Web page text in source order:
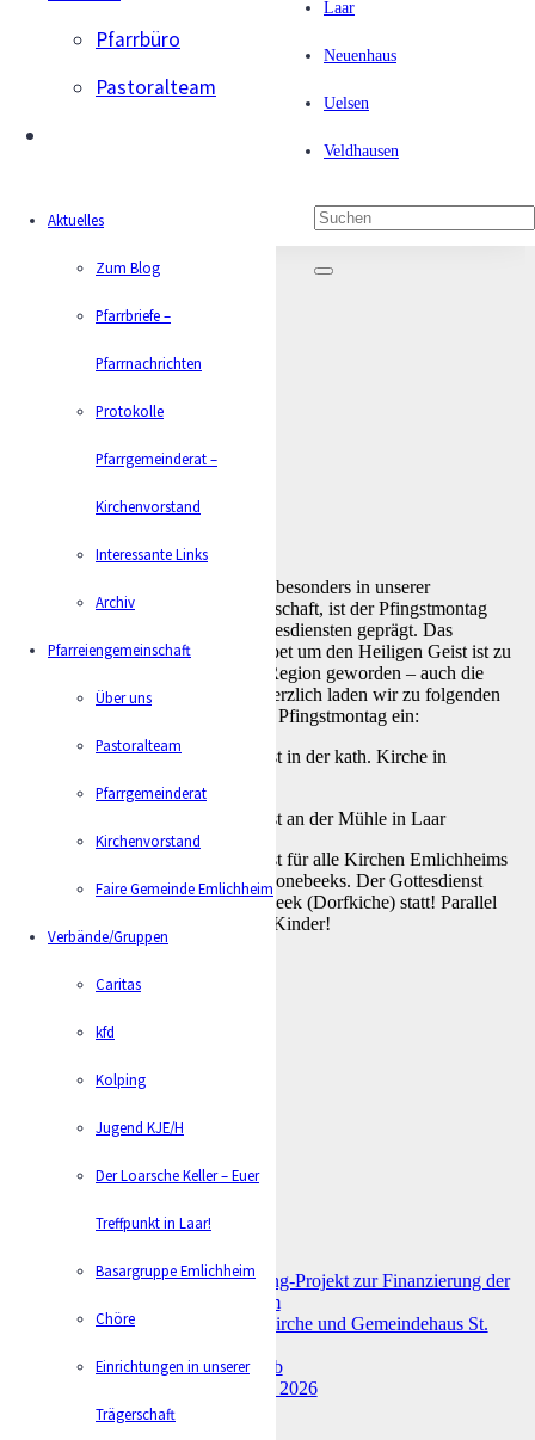
Pfarrbüro
Pastoralteam
Aktuelles
Zum Blog
Pfarrbriefe –
Pfarrnachrichten
Protokolle
Pfarrgemeinderat –
Kirchenvorstand
Interessante Links
Archiv
Pfarreiengemeinschaft
Über uns
Pastoralteam
Pfarrgemeinderat
Kirchenvorstand
Faire Gemeinde Emlichheim
Verbände/Gruppen
Caritas
kfd
Kolping
Jugend KJE/H
Der Loarsche Keller – Euer
Treffpunkt in Laar!
Basargruppe Emlichheim
Chöre
Einrichtungen in unserer
Trägerschaft
Laar
Neuenhaus
Uelsen
Veldhausen
Emlichheim Hoogstede
Pfingstmontag im Zeichen der
Ökumene
Deutschlandweit, aber auch ganz besonders in unserer
Pfarreiengemeinschaft Niedergrafschaft, ist der Pfingstmontag
stark von den ökumenischen Gottesdiensten geprägt. Das
gemeinsame und bestärkende Gebet um den Heiligen Geist ist zu
einer guten Tradition in unserer Region geworden – auch die
anschließenden Begegnungen! Herzlich laden wir zu folgenden
ökumenischen Gottesdiensten am Pfingstmontag ein:
10:00: Ökumenischer Gottesdienst in der kath. Kirche in
10.00: Ökumenischer Gottesdienst an der Mühle in Laar
10.00: Ökumenischer Gottesdienst für alle Kirchen Emlichheims
gemeinsam mit den Kirchen Schoonebeeks. Der Gottesdienst
findet in diesem Jahr in Schoonebeek (Dorfkiche) statt! Parallel
gibt es einen Gottesdienst für die Kinder!
Umbau St. Joseph – Crowdfunding-Projekt zur Finanzierung der
Einrichtung im Kleingruppenraum
Feierliche Wiedereröffnung der Kirche und Gemeindehaus St.
Familienmesse – Ab in den Urlaub
Spielplatzgottesdienst am 17. Mai 2026